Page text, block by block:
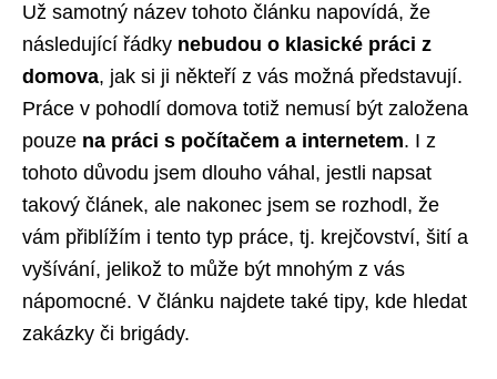
Už samotný název tohoto článku napovídá, že
následující řádky nebudou o klasické práci z
domova, jak si ji někteří z vás možná představují.
Práce v pohodlí domova totiž nemusí být založena
pouze na práci s počítačem a internetem. I z
tohoto důvodu jsem dlouho váhal, jestli napsat
takový článek, ale nakonec jsem se rozhodl, že
vám přiblížím i tento typ práce, tj. krejčovství, šití a
vyšívání, jelikož to může být mnohým z vás
nápomocné. V článku najdete také tipy, kde hledat
zakázky či brigády.